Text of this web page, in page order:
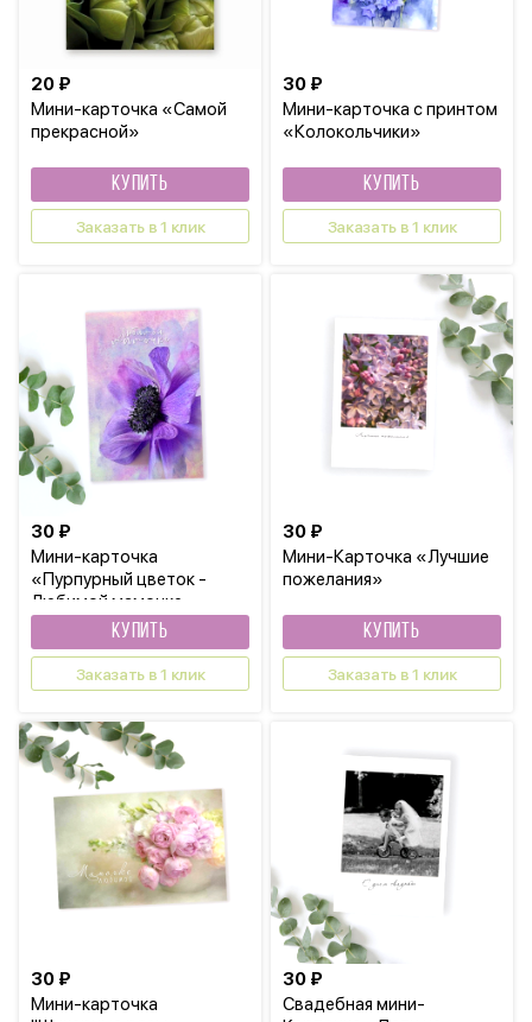
Мини-карточка «Самой
прекрасной»
20 ₽
КУПИТЬ
Заказать в 1 клик
Мини-карточка с принтом
«Колокольчики»
30 ₽
КУПИТЬ
Заказать в 1 клик
Мини-карточка
«Пурпурный цветок -
Любимой мамочке»
30 ₽
КУПИТЬ
Заказать в 1 клик
Мини-Карточка «Лучшие
пожелания»
30 ₽
КУПИТЬ
Заказать в 1 клик
Мини-карточка
30 ₽
Свадебная мини-
30 ₽